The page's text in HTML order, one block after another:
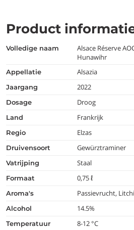
Product
volledige naam
Alsace Réserve
Hunawihr
appellatie Alsazia
jaargang 2022
dosage Droog
land Frankrijk
regio Elzas
druivensoort Gewürztraminer
vatrijping Staal
formaat 0,75 ℓ
aroma's Passievrucht,
alcohol 14.5%
temperatuur 8-12 °C